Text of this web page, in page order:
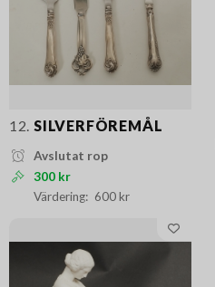
12. SILVERFÖREMÅL
Avslutat rop
300 kr
600 kr